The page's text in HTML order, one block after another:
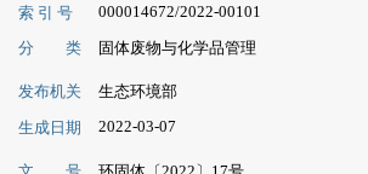
索 引 号 000014672/2022-00101
分 类 固体废物与化学品管理
发布机关
生态环境部
生成日期
2022-03-07